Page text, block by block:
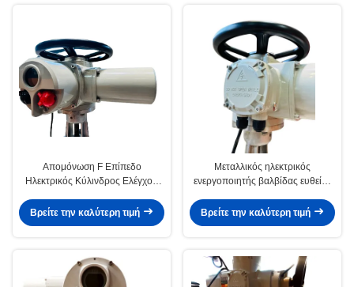
Απομόνωση F Επίπεδο
Ηλεκτρικός Κύλινδρος Ελέγχου
Βρείτε την καλύτερη τιμή
Μεταλλικός ηλεκτρικός
ενεργοποιητής βαλβίδας ευθείας
AC380V
Βρείτε την καλύτερη τιμή